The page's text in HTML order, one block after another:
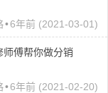
•6年前 (2021-03-01)
傅帮你做分销
•6年前 (2021-02-20)